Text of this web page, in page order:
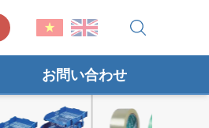
お問い合わせ